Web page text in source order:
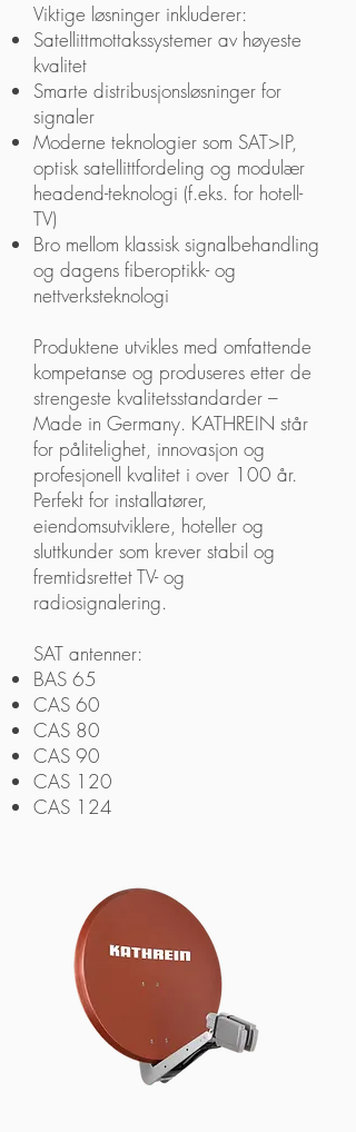
Viktige løsninger inkluderer:
Satellittmottakssystemer av høyeste
kvalitet
Smarte distribusjonsløsninger for
signaler
Moderne teknologier som SAT>IP,
optisk satellittfordeling og modulær
headend-teknologi (f.eks. for hotell-
TV)
Bro mellom klassisk signalbehandling
og dagens fiberoptikk- og
nettverksteknologi
Produktene utvikles med omfattende
kompetanse og produseres etter de
strengeste kvalitetsstandarder –
Made in Germany. KATHREIN står
for pålitelighet, innovasjon og
profesjonell kvalitet i over 100 år.
Perfekt for installatører,
eiendomsutviklere, hoteller og
sluttkunder som krever stabil og
fremtidsrettet TV- og
radiosignalering.
SAT antenner:
BAS 65
CAS 60
CAS 80
CAS 90
CAS 120
CAS 124